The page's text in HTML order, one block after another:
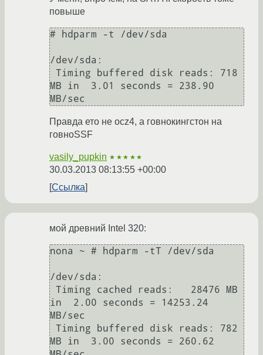
повыше
# hdparm -t /dev/sda
/dev/sda:
MB in  3.01 seconds = 238.90
Правда ето не ocz4, а говнокингстон на
говноSSF
vasily_pupkin ★★★★★
30.03.2013 08:13:55 +00:00
Ссылка
мой древний Intel 320:
nona ~ # hdparm -tT /dev/sda
/dev/sda:
in  2.00 seconds = 14253.24
MB/sec
MB in  3.00 seconds = 260.62